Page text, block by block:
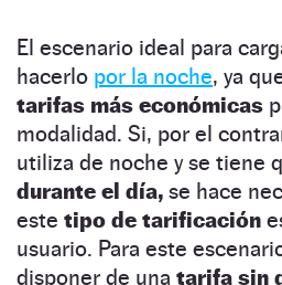
El escenario ideal para
hacerlo por la noche, ya
tarifas más económicas
modalidad. Si, por el
utiliza de noche y se tiene
durante el día, se hace
este tipo de tarificación
usuario. Para este
disponer de una tarifa sin